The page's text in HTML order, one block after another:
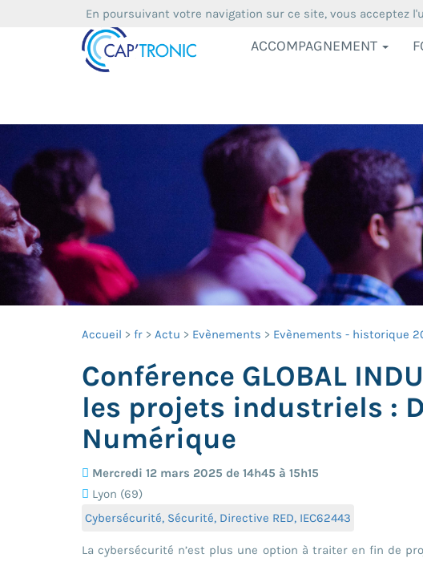
ACCOMPAGNEMENT
Accueil fr Actu Evènements Evènements - historique
Conférence GLOBAL
les projets industriels :
Numérique
Mercredi 12 mars 2025 de 14h45 à 15h15
Lyon (69)
Cybersécurité, Sécurité, Directive RED, IEC62443
La cybersécurité n’est plus une option à traiter en fin de
En poursuivant votre navigation sur ce site, vous acceptez